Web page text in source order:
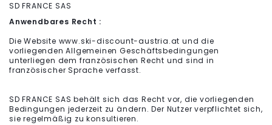
SD FRANCE SAS
Anwendbares Recht :
Die Website www.ski-discount-austria.at und die
vorliegenden Allgemeinen Geschäftsbedingungen
unterliegen dem französischen Recht und sind in
französischer Sprache verfasst.
SD FRANCE SAS behält sich das Recht vor, die vorliegenden
Bedingungen jederzeit zu ändern. Der Nutzer verpflichtet sich,
sie regelmäßig zu konsultieren.